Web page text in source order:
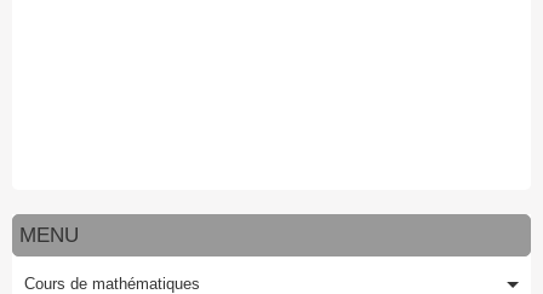
MENU
Cours de mathématiques